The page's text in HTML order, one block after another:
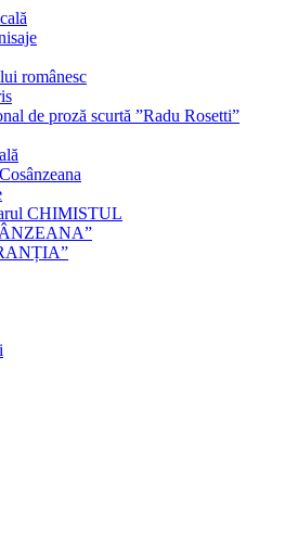
românesc
de proză scurtă ”Radu Rosetti”
CHIMISTUL